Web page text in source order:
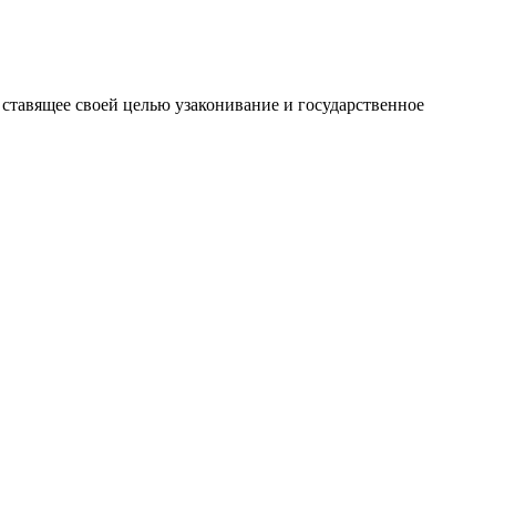
своей целью узаконивание и государственное